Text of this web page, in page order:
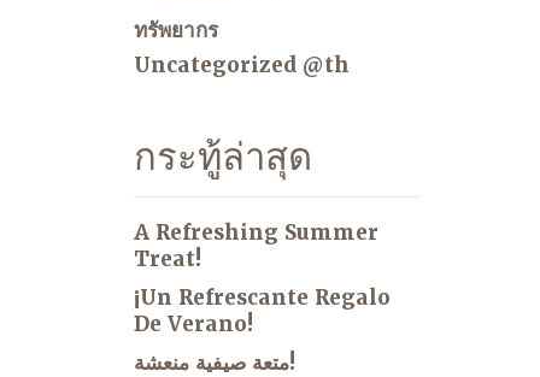
ทรัพยากร
Uncategorized @th
กระทู้ล่าสุด
A Refreshing Summer
Treat!
¡Un Refrescante Regalo
De Verano!
متعة صيفية منعشة!